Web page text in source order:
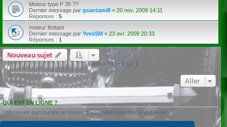
Moteur type P 35 ??
Dernier message par gsantami8 « 20 nov. 2009 14:11
Réponses : 5
moteur flottant
Dernier message par YvesSM « 23 avr. 2009 20:33
Réponses : 1
Nouveau sujet
7 sujets • Page 1 sur 1
Aller
QUI EST EN LIGNE ?
Utilisateurs parcourant ce forum : Aucun utilisateur inscrit et 1 invité